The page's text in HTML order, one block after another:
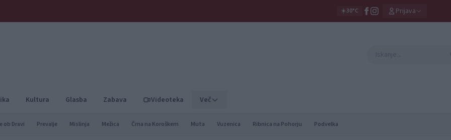
☀️30°C Prijava
Kultura Glasba Zabava Videoteka Več
ob Dravi Prevalje Mislinja Mežica Črna na Koroškem Muta Vuzenica Ribnica na Pohorju Podvelka